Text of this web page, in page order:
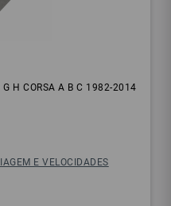
G H CORSA A B C 1982-2014
E VELOCIDADES